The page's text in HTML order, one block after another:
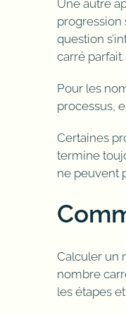
Une autre
progression
question
carré parfait.
Pour les
processus,
Certaines
termine
ne peuvent
Calculer un
nombre
les étapes